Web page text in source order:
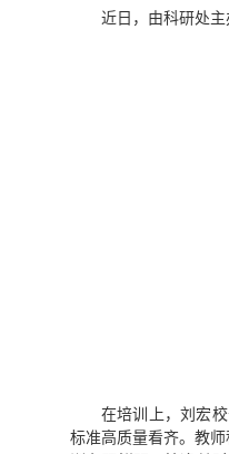
近日，由科研处
在培训上，刘宏
标准高质量看齐。教